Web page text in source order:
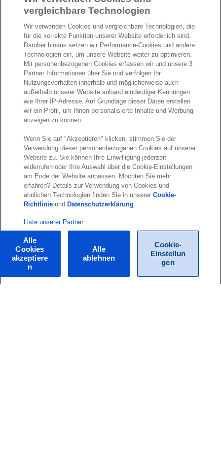
vergleichbare Technologien
Wir verwenden Cookies und vergleichbare Technologien, die
für die korrekte Funktion unserer Website erforderlich sind.
Darüber hinaus setzen wir Performance-Cookies und andere
Technologien ein, um unsere Website weiter zu optimieren.
Mit personenbezogenen Cookies erfassen wir und unsere 3
Partner Informationen über Sie und verfolgen Ihr
Nutzungsverhalten innerhalb und möglicherweise auch
außerhalb unserer Website anhand eindeutiger Kennungen
wie Ihrer IP-Adresse. Auf Grundlage dieser Daten erstellen
wir ein Profil, um Ihnen personalisierte Inhalte und Werbung
anzeigen zu können.
Wenn Sie auf "Akzeptieren" klicken, stimmen Sie der
Verwendung dieser personenbezogenen Cookies auf unserer
Website zu. Sie können Ihre Einwilligung jederzeit
widerrufen oder Ihre Auswahl über die Cookie-Einstellungen
am Ende der Website anpassen. Möchten Sie mehr
erfahren? Details zur Verwendung von Cookies und
ähnlichen Technologien finden Sie in unsererCookie-
Richtlinieund Datenschutzerklärung
Liste unserer Partner
Cookie-
Einstellun
gen
Alle
ablehnen
Alle
Cookies
akzeptiere
n